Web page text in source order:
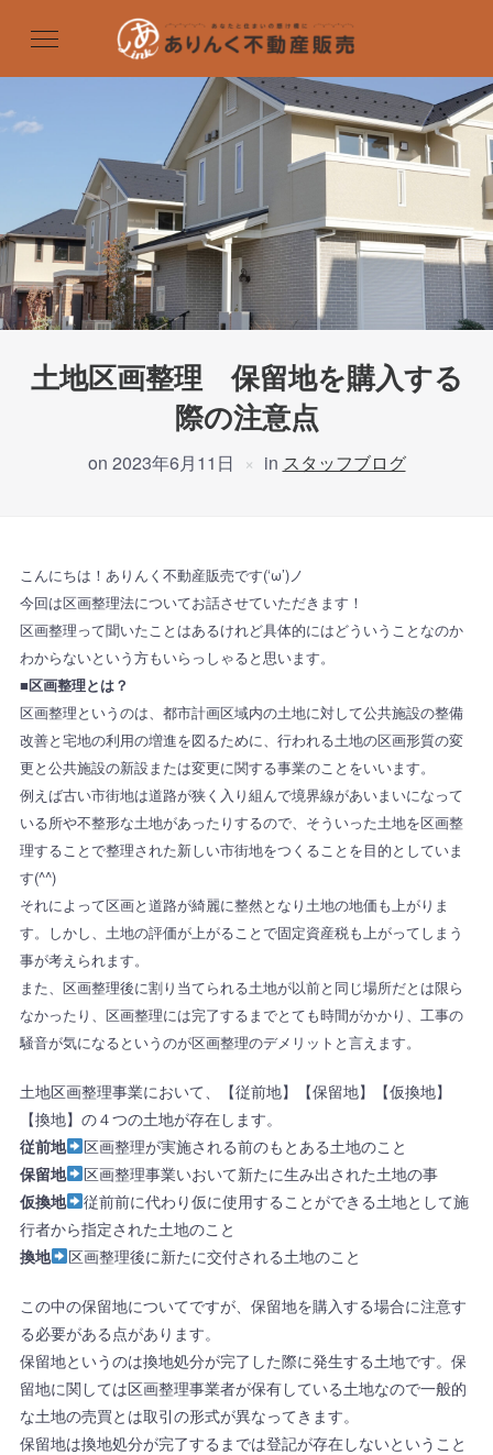
土地区画整理 保留地を購入する
際の注意点
on 2023年6月11日 in スタッフブログ
こんにちは！ありんく不動産販売です(‘ω’)ノ
今回は区画整理法についてお話させていただきます！
区画整理って聞いたことはあるけれど具体的にはどういうことなのか
わからないという方もいらっしゃると思います。
■区画整理とは？
区画整理というのは、都市計画区域内の土地に対して公共施設の整備
改善と宅地の利用の増進を図るために、行われる土地の区画形質の変
更と公共施設の新設または変更に関する事業のことをいいます。
例えば古い市街地は道路が狭く入り組んで境界線があいまいになって
いる所や不整形な土地があったりするので、そういった土地を区画整
理することで整理された新しい市街地をつくることを目的としていま
す(^^)
それによって区画と道路が綺麗に整然となり土地の地価も上がりま
す。しかし、土地の評価が上がることで固定資産税も上がってしまう
事が考えられます。
また、区画整理後に割り当てられる土地が以前と同じ場所だとは限ら
なかったり、区画整理には完了するまでとても時間がかかり、工事の
騒音が気になるというのが区画整理のデメリットと言えます。
土地区画整理事業において、【従前地】【保留地】【仮換地】
【換地】の４つの土地が存在します。
従前地
区画整理が実施される前のもとある土地のこと
保留地
区画整理事業いおいて新たに生み出された土地の事
仮換地
従前前に代わり仮に使用することができる土地として施
行者から指定された土地のこと
換地
区画整理後に新たに交付される土地のこと
この中の保留地についてですが、保留地を購入する場合に注意す
る必要がある点があります。
保留地というのは換地処分が完了した際に発生する土地です。保
留地に関しては区画整理事業者が保有している土地なので一般的
な土地の売買とは取引の形式が異なってきます。
保留地は換地処分が完了するまでは登記が存在しないということ